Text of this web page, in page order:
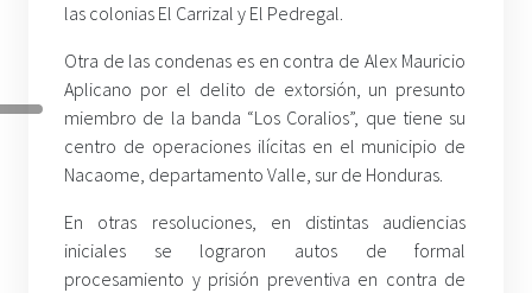
las colonias El Carrizal y El Pedregal.
Otra de las condenas es en contra de Alex Mauricio
Aplicano por el delito de extorsión, un presunto
miembro de la banda “Los Coralios”, que tiene su
centro de operaciones ilícitas en el municipio de
Nacaome, departamento Valle, sur de Honduras.
En otras resoluciones, en distintas audiencias
iniciales se lograron autos de formal
procesamiento y prisión preventiva en contra de